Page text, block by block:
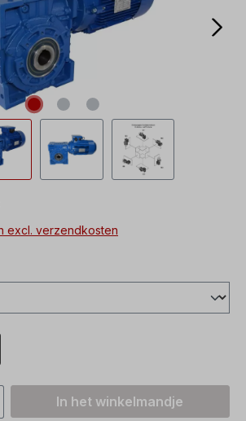
excl. verzendkosten
Voer de
In het winkelmandje